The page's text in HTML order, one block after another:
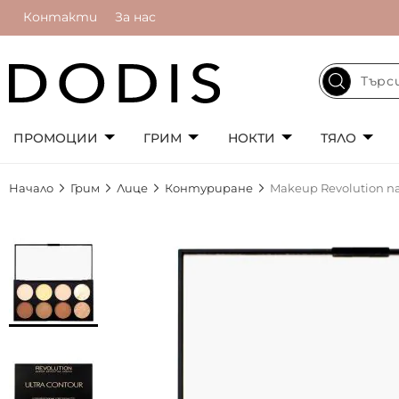
Контакти За нас
ПРОМОЦИИ ГРИМ НОКТИ ТЯЛО
Начало Грим Лице Контуриране Makeup Revolution
към
на
галерията